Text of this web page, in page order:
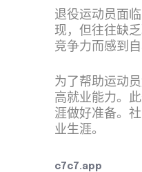
退役运动员面
现，但往往缺
竞争力而感到自
为了帮助运动
高就业能力。
涯做好准备。
业生涯。
c7c7.app